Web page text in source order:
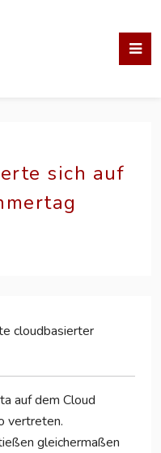
sich auf
cloudbasierter
auf dem Cloud
vertreten.
gleichermaßen